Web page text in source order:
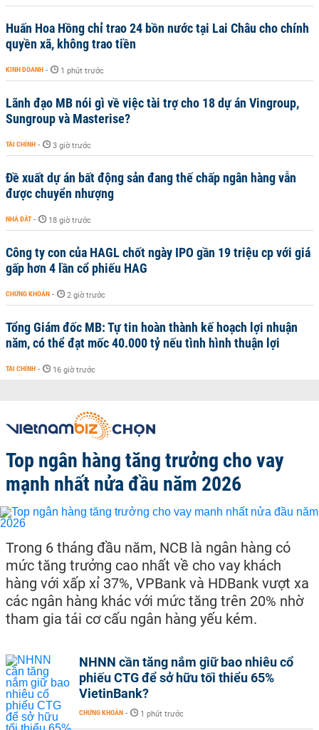
Huấn Hoa Hồng chỉ trao 24 bồn nước tại Lai Châu cho chính
quyền xã, không trao tiền
KINH DOANH - 1 phút trước
Lãnh đạo MB nói gì về việc tài trợ cho 18 dự án Vingroup,
Sungroup và Masterise?
TÀI CHÍNH - 3 giờ trước
Đề xuất dự án bất động sản đang thế chấp ngân hàng vẫn
được chuyển nhượng
NHÀ ĐẤT - 18 giờ trước
Công ty con của HAGL chốt ngày IPO gần 19 triệu cp với giá
gấp hơn 4 lần cổ phiếu HAG
CHỨNG KHOÁN - 2 giờ trước
Tổng Giám đốc MB: Tự tin hoàn thành kế hoạch lợi nhuận
năm, có thể đạt mốc 40.000 tỷ nếu tình hình thuận lợi
TÀI CHÍNH - 16 giờ trước
Top ngân hàng tăng trưởng cho vay
mạnh nhất nửa đầu năm 2026
Trong 6 tháng đầu năm, NCB là ngân hàng có
mức tăng trưởng cao nhất về cho vay khách
hàng với xấp xỉ 37%, VPBank và HDBank vượt xa
các ngân hàng khác với mức tăng trên 20% nhờ
tham gia tái cơ cấu ngân hàng yếu kém.
NHNN cần tăng nắm giữ bao nhiêu cổ
phiếu CTG để sở hữu tối thiểu 65%
VietinBank?
CHỨNG KHOÁN - 1 phút trước